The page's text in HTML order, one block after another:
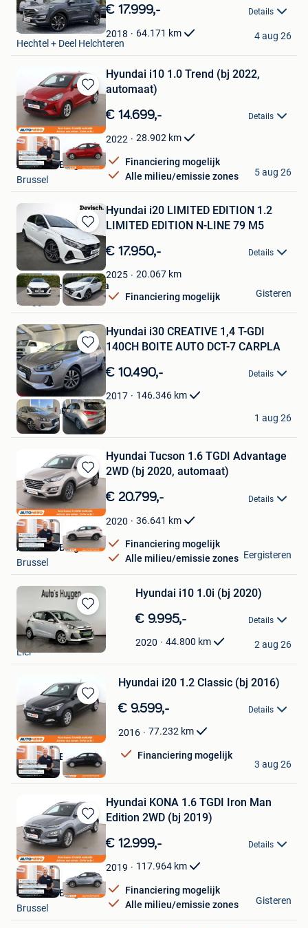
in
Mijn
Favorieten
€ 17.999,- Details
2018 64.171 km
Auto's I&M
Hechtel + Deel Helchteren
4 aug 26
Bewaren
in
Mijn
Favorieten
Hyundai i10 1.0 Trend (bj 2022,
automaat)
€ 14.699,- Details
2022 28.902 km
Financiering mogelijk
Alle milieu/emissie zones
Autohero België
Brussel
5 aug 26
Bewaren
in
Mijn
Favorieten
Hyundai i20 LIMITED EDITION 1.2
LIMITED EDITION N-LINE 79 M5
€ 17.950,- Details
2025 20.067 km
Financiering mogelijk
Garage Devisch Bvba
Brugge
Gisteren
Bewaren
in
Mijn
Favorieten
Hyundai i30 CREATIVE 1,4 T-GDI
140CH BOITE AUTO DCT-7 CARPLA
€ 10.490,- Details
2017 146.346 km
Europe Cars Trading
Aalbeke
1 aug 26
Bewaren
in
Mijn
Favorieten
Hyundai Tucson 1.6 TGDI Advantage
2WD (bj 2020, automaat)
€ 20.799,- Details
2020 36.641 km
Financiering mogelijk
Alle milieu/emissie zones
Autohero België
Brussel
Eergisteren
Bewaren
in
Mijn
Favorieten
Hyundai i10 1.0i (bj 2020)
€ 9.995,- Details
2020 44.800 km
Auto's Huygen BV
Lier
2 aug 26
Bewaren
in
Mijn
Favorieten
Hyundai i20 1.2 Classic (bj 2016)
€ 9.599,- Details
2016 77.232 km
Financiering mogelijk
Autohero België
Brussel
3 aug 26
Bewaren
in
Mijn
Favorieten
Hyundai KONA 1.6 TGDI Iron Man
Edition 2WD (bj 2019)
€ 12.999,- Details
2019 117.964 km
Financiering mogelijk
Alle milieu/emissie zones
Autohero België
Brussel
Gisteren